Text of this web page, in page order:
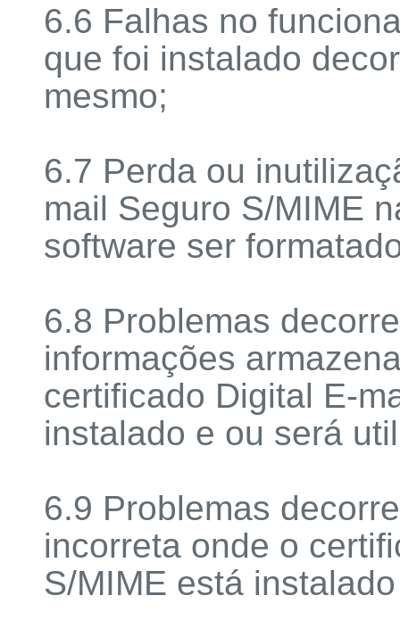
6.6 Falhas no
que foi instalado
mesmo;
6.7 Perda ou
mail Seguro S/MIME
software ser
6.8 Problemas
informações
certificado Digital E-
instalado e ou será
6.9 Problemas
incorreta onde o
S/MIME está